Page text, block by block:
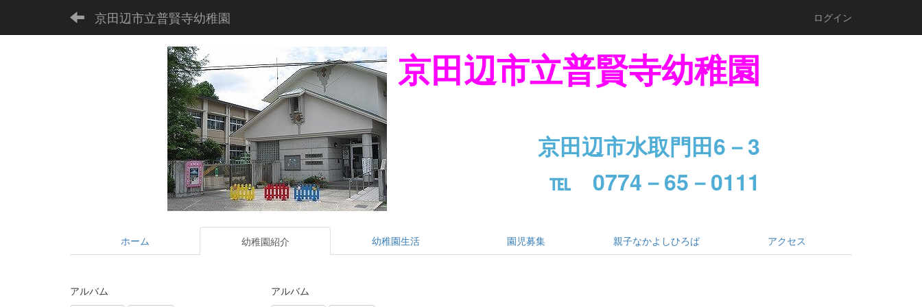
京田辺市立普賢寺幼稚園 ログイン
京田辺市立普賢寺幼稚園
京田辺市水取門田6－3
℡ 0774－65－0111
ホーム 幼稚園紹介 幼稚園生活 園児募集 親子なかよしひろば アクセス
アルバム
アルバム